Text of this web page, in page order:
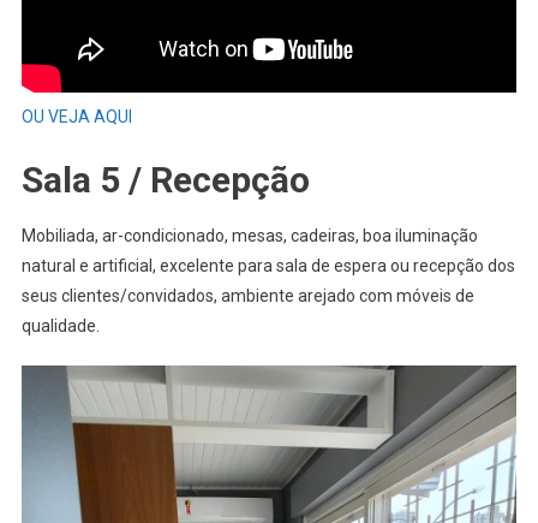
OU VEJA AQUI
Sala 5 / Recepção
Mobiliada, ar-condicionado, mesas, cadeiras, boa iluminação
natural e artificial, excelente para sala de espera ou recepção dos
seus clientes/convidados, ambiente arejado com móveis de
qualidade.